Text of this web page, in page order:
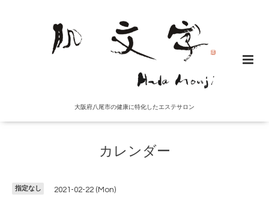
大阪府八尾市の健康に特化したエステサロン
カレンダー
指定なし 2021-02-22 (Mon)